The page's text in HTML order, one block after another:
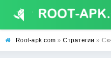
Root-apk.com » Стратегии » Скачать